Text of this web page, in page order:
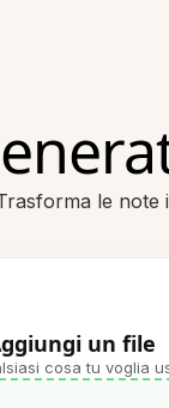
le note
un file
cosa tu voglia